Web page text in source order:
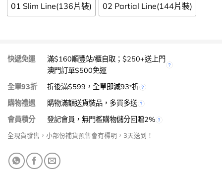
01 Slim Line(136片裝) 02 Partial Line(144片裝)
快遞免運
滿$160順豐站/櫃自取；$250+送上門
澳門訂單$500免運
全單93折
折後滿$599，全單即減93*折
購物禮遇
購物滿額送貨裝品，多買多送
會員積分
登記會員，無門檻購物儲分回贈2%
全現貨發售，小部份補貨預售會有標明，3天送到！